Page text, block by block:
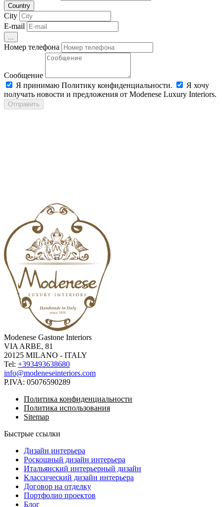
Country
City
E-mail
...
Номер телефона
Сообщение
Я принимаю Политику конфиденциальности.
Я хочу
получать новости и предложения от Modenese Luxury Interiors.
Отправить
Modenese Gastone Interiors
VIA ARBE, 81
20125 MILANO - ITALY
Tel: +393493638680
info@modeneseinteriors.com
P.IVA: 05076590289
Политика конфиденциальности
Политика использования
Sitemap
Быстрые ссылки
Дизайн интерьера
Роскошный дизайн интерьера
Итальянский интерьерный дизайн
Классический дизайн интерьера
Договор на отделку
Портфолио проектов
Блог